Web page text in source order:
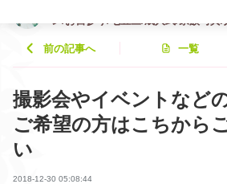
ン/お宮参り/七五三/成人式/家族写真/
美子
前の記事へ 一覧
撮影会やイベントなど
ご希望の方はこちから
い
2018-12-30 05:08:44